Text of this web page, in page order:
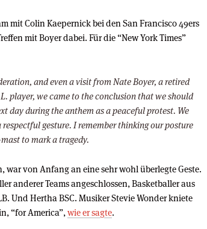
mit Colin Kaepernick bei den San Francisco 49ers
mit Boyer dabei. Für die “New York Times”
and even a visit from Nate Boyer, a retired
player, we came to the conclusion that we should
day during the anthem as a peaceful protest. We
respectful gesture. I remember thinking our posture
to mark a tragedy.
war von Anfang an eine sehr wohl überlegte Geste.
anderer Teams angeschlossen, Basketballer aus
Und Hertha BSC. Musiker Stevie Wonder kniete
“for America”, wie er sagte.